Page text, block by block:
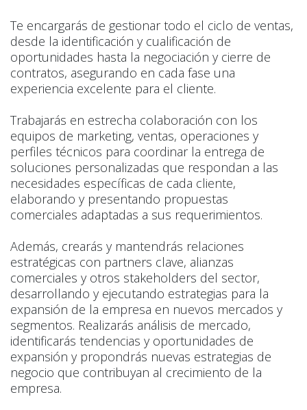
Te encargarás de gestionar todo el ciclo de ventas,
desde la identificación y cualificación de
oportunidades hasta la negociación y cierre de
contratos, asegurando en cada fase una
experiencia excelente para el cliente.
Trabajarás en estrecha colaboración con los
equipos de marketing, ventas, operaciones y
perfiles técnicos para coordinar la entrega de
soluciones personalizadas que respondan a las
necesidades específicas de cada cliente,
elaborando y presentando propuestas
comerciales adaptadas a sus requerimientos.
Además, crearás y mantendrás relaciones
estratégicas con partners clave, alianzas
comerciales y otros stakeholders del sector,
desarrollando y ejecutando estrategias para la
expansión de la empresa en nuevos mercados y
segmentos. Realizarás análisis de mercado,
identificarás tendencias y oportunidades de
expansión y propondrás nuevas estrategias de
negocio que contribuyan al crecimiento de la
empresa.